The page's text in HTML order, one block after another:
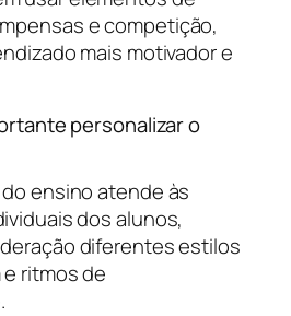
e competição,
mais motivador e
personalizar o
ensino atende às
dos alunos,
diferentes estilos
ritmos de